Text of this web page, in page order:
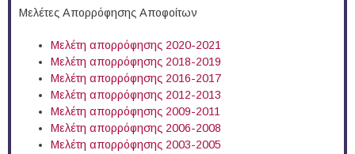
Μελέτες Απορρόφησης Αποφοίτων
Μελέτη απορρόφησης 2020-2021
Μελέτη απορρόφησης 2018-2019
Μελέτη απορρόφησης 2016-2017
Μελέτη απορρόφησης 2012-2013
Μελέτη απορρόφησης 2009-2011
Μελέτη απορρόφησης 2006-2008
Μελέτη απορρόφησης 2003-2005